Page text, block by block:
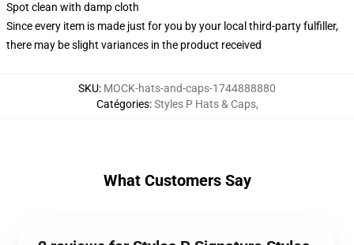
Spot clean with damp cloth
Since every item is made just for you by your local third-party fulfiller,
there may be slight variances in the product received
SKU: MOCK-hats-and-caps-1744888880
Catégories:Styles P Hats & Caps,
What Customers Say